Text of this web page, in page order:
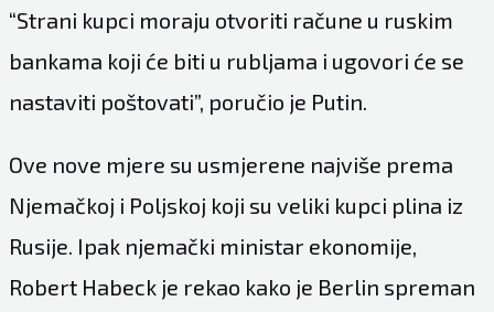
“Strani kupci moraju otvoriti račune u ruskim
bankama koji će biti u rubljama i ugovori će se
nastaviti poštovati”, poručio je Putin.
Ove nove mjere su usmjerene najviše prema
Njemačkoj i Poljskoj koji su veliki kupci plina iz
Rusije. Ipak njemački ministar ekonomije,
Robert Habeck je rekao kako je Berlin spreman